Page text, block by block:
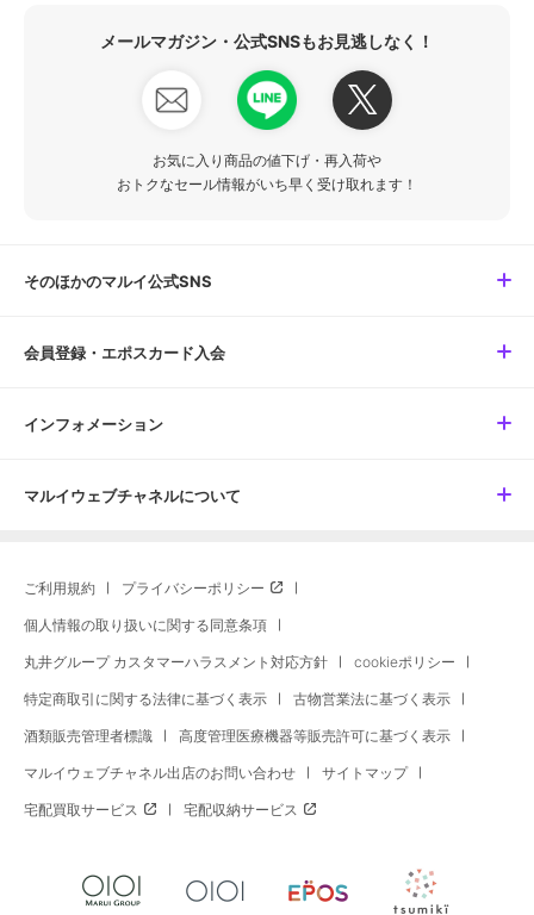
メールマガジン・公式SNSもお見逃しなく！
お気に入り商品の値下げ・再入荷や
おトクなセール情報がいち早く受け取れます！
そのほかのマルイ公式SNS
会員登録・エポスカード入会
インフォメーション
マルイウェブチャネルについて
ご利用規約 プライバシーポリシー
個人情報の取り扱いに関する同意条項
丸井グループ カスタマーハラスメント対応方針 cookieポリシー
特定商取引に関する法律に基づく表示 古物営業法に基づく表示
酒類販売管理者標識 高度管理医療機器等販売許可に基づく表示
マルイウェブチャネル出店のお問い合わせ サイトマップ
宅配買取サービス 宅配収納サービス